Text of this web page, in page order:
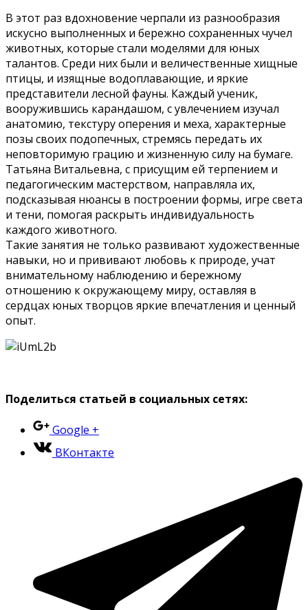
В этот раз вдохновение черпали из разнообразия
искусно выполненных и бережно сохраненных чучел
животных, которые стали моделями для юных
талантов. Среди них были и величественные хищные
птицы, и изящные водоплавающие, и яркие
представители лесной фауны. Каждый ученик,
вооружившись карандашом, с увлечением изучал
анатомию, текстуру оперения и меха, характерные
позы своих подопечных, стремясь передать их
неповторимую грацию и жизненную силу на бумаге.
Татьяна Витальевна, с присущим ей терпением и
педагогическим мастерством, направляла их,
подсказывая нюансы в построении формы, игре света
и тени, помогая раскрыть индивидуальность
каждого животного.
Такие занятия не только развивают художественные
навыки, но и прививают любовь к природе, учат
внимательному наблюдению и бережному
отношению к окружающему миру, оставляя в
сердцах юных творцов яркие впечатления и ценный
опыт.
Поделиться статьей в социальных сетях:
Google +
ВКонтакте